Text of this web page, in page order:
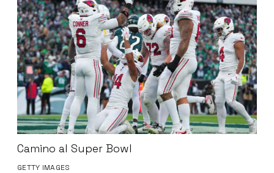
Camino al Super Bowl
GETTY IMAGES